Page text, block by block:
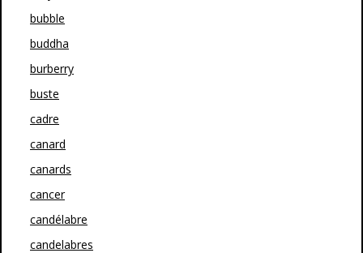
bubble
buddha
burberry
buste
cadre
canard
canards
cancer
candélabre
candelabres